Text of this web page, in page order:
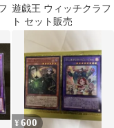
遊戯王 ウィッチクラフ
ト セット販売
¥600